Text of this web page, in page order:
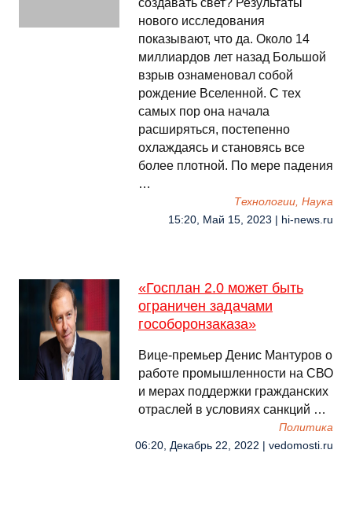
создавать свет? Результаты
нового исследования
показывают, что да. Около 14
миллиардов лет назад Большой
взрыв ознаменовал собой
рождение Вселенной. С тех
самых пор она начала
расширяться, постепенно
охлаждаясь и становясь все
более плотной. По мере падения
…
Технологии, Наука
15:20, Май 15, 2023 | hi-news.ru
«Госплан 2.0 может быть
ограничен задачами
гособоронзаказа»
Вице-премьер Денис Мантуров о
работе промышленности на СВО
и мерах поддержки гражданских
отраслей в условиях санкций …
Политика
06:20, Декабрь 22, 2022 | vedomosti.ru